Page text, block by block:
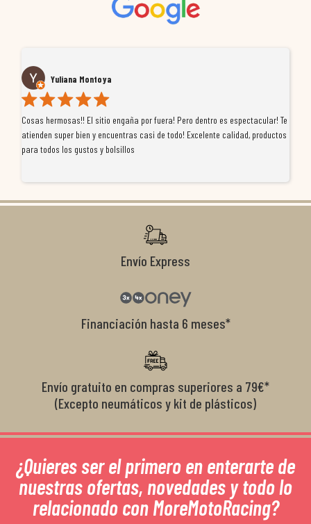
Yuliana Montoya
Cosas hermosas!! El sitio engaña por fuera! Pero dentro es espectacular! Te
atienden super bien y encuentras casi de todo! Excelente calidad, productos
para todos los gustos y bolsillos
Envío Express
Financiación hasta 6 meses*
Envío gratuito en compras superiores a 79€*
(Excepto neumáticos y kit de plásticos)
¿Quieres ser el primero en enterarte de
nuestras ofertas, novedades y todo lo
relacionado con MoreMotoRacing?